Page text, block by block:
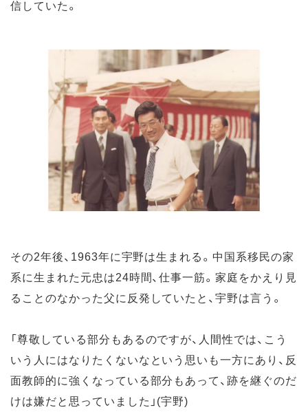
信していた。
その2年後、1963年に宇野は生まれる。中国系移民の家
系に生まれた元忠は24時間、仕事一筋。家庭をかえり見
ることのなかった父に反発していたと、宇野は言う。
「尊敬している部分もあるのですが、人間性では、こう
いう人にはなりたくないなという思いも一方にあり、反
面教師的に強くなっている部分もあって、跡を継ぐのだ
けは嫌だと思っていました」(宇野)